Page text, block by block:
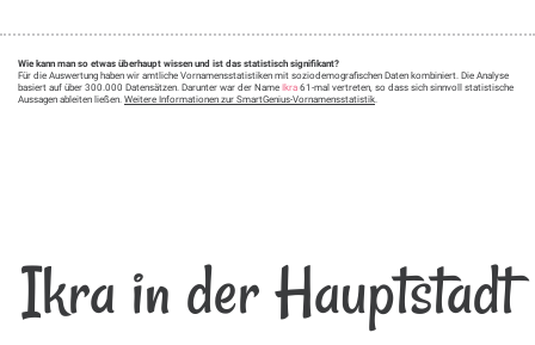
Wie kann man so etwas überhaupt wissen und ist das statistisch signifikant?
Für die Auswertung haben wir amtliche Vornamensstatistiken mit soziodemografischen Daten kombiniert. Die Analyse
basiert auf über 300.000 Datensätzen. Darunter war der Name Ikra 61-mal vertreten, so dass sich sinnvoll statistische
Aussagen ableiten ließen. Weitere Informationen zur SmartGenius-Vornamensstatistik.
Ikra in der Hauptstadt